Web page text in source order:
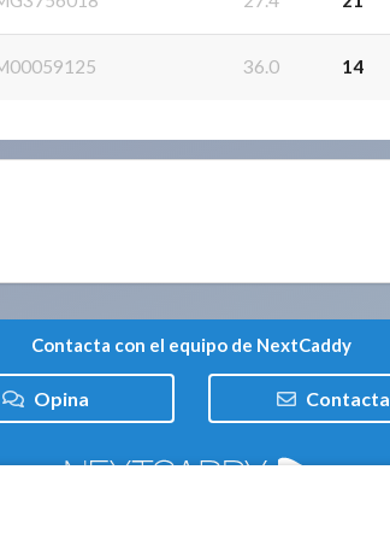
36.0 14
Contacta con el equipo de NextCaddy
Opina Contacta